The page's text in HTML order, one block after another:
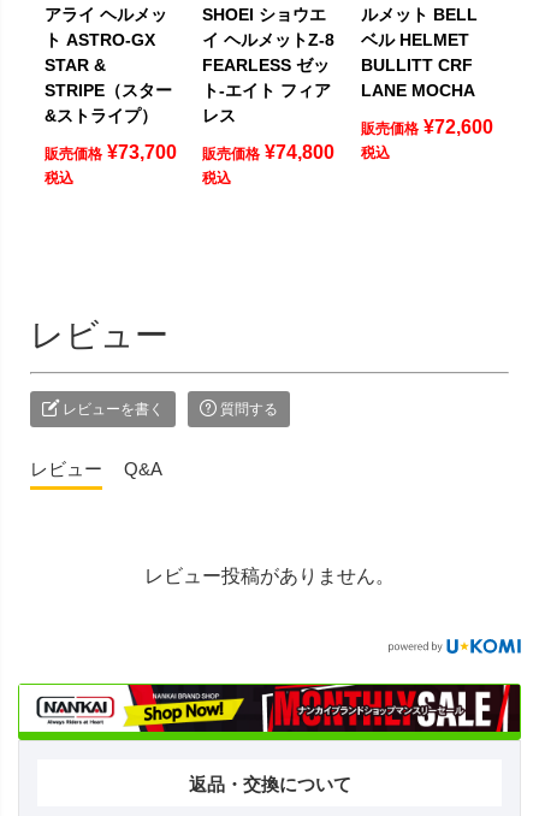
アライ ヘルメッ
ト ASTRO-GX
STAR &
STRIPE（スター
&ストライプ）
販売価格 ¥73,700
税込
SHOEI ショウエ
イ ヘルメットZ-8
FEARLESS ゼッ
ト-エイト フィア
レス
販売価格 ¥74,800
税込
ルメット BELL
ベル HELMET
BULLITT CRF
LANE MOCHA
販売価格 ¥72,600
税込
レビュー
レビューを書く 質問する
レビュー Q&A
レビュー投稿がありません。
返品・交換について